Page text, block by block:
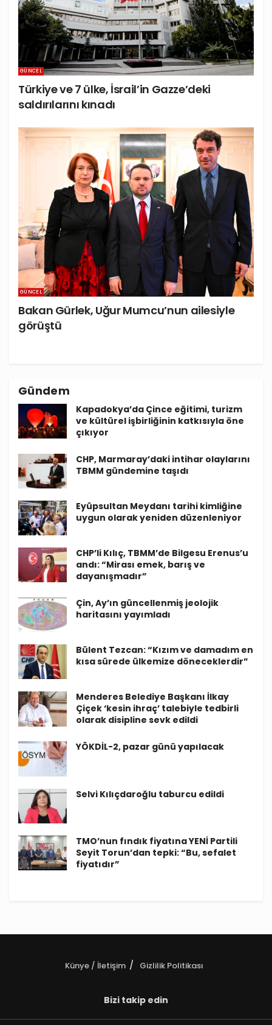
GÜNCEL
Türkiye ve 7 ülke, İsrail’in Gazze’deki
saldırılarını kınadı
GÜNCEL
Bakan Gürlek, Uğur Mumcu’nun ailesiyle
görüştü
Gündem
Kapadokya’da Çince eğitimi, turizm
ve kültürel işbirliğinin katkısıyla öne
çıkıyor
CHP, Marmaray’daki intihar olaylarını
TBMM gündemine taşıdı
Eyüpsultan Meydanı tarihi kimliğine
uygun olarak yeniden düzenleniyor
CHP’li Kılıç, TBMM’de Bilgesu Erenus’u
andı: “Mirası emek, barış ve
dayanışmadır”
Çin, Ay’ın güncellenmiş jeolojik
haritasını yayımladı
Bülent Tezcan: “Kızım ve damadım en
kısa sürede ülkemize döneceklerdir”
Menderes Belediye Başkanı İlkay
Çiçek ‘kesin ihraç’ talebiyle tedbirli
olarak disipline sevk edildi
YÖKDİL-2, pazar günü yapılacak
Selvi Kılıçdaroğlu taburcu edildi
TMO’nun fındık fiyatına YENİ Partili
Seyit Torun’dan tepki: “Bu, sefalet
fiyatıdır”
Künye / İletişim Gizlilik Politikası
Bizi takip edin